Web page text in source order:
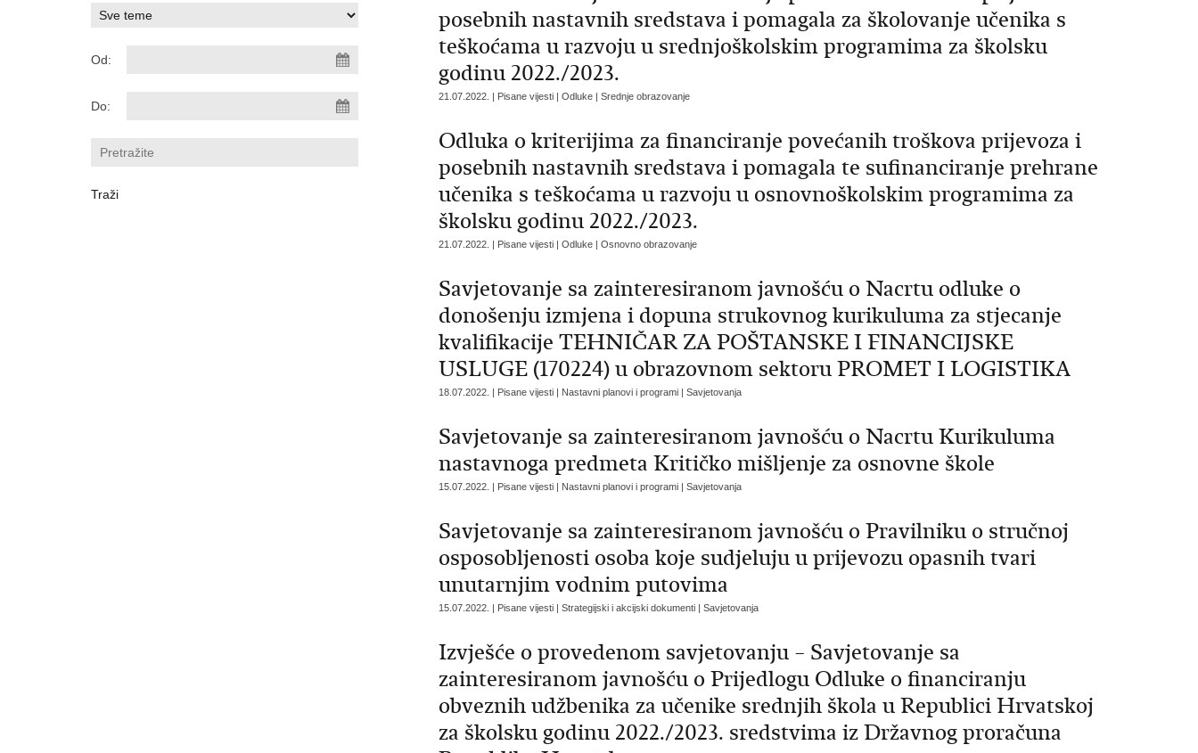
Od:
Do:
posebnih nastavnih sredstava i pomagala za školovanje učenika s
teškoćama u razvoju u srednjoškolskim programima za školsku
godinu 2022./2023.
21.07.2022. | Pisane vijesti | Odluke | Srednje obrazovanje
Odluka o kriterijima za financiranje povećanih troškova prijevoza i
posebnih nastavnih sredstava i pomagala te sufinanciranje prehrane
učenika s teškoćama u razvoju u osnovnoškolskim programima za
školsku godinu 2022./2023.
21.07.2022. | Pisane vijesti | Odluke | Osnovno obrazovanje
Savjetovanje sa zainteresiranom javnošću o Nacrtu odluke o
donošenju izmjena i dopuna strukovnog kurikuluma za stjecanje
kvalifikacije TEHNIČAR ZA POŠTANSKE I FINANCIJSKE
USLUGE (170224) u obrazovnom sektoru PROMET I LOGISTIKA
18.07.2022. | Pisane vijesti | Nastavni planovi i programi | Savjetovanja
Savjetovanje sa zainteresiranom javnošću o Nacrtu Kurikuluma
nastavnoga predmeta Kritičko mišljenje za osnovne škole
15.07.2022. | Pisane vijesti | Nastavni planovi i programi | Savjetovanja
Savjetovanje sa zainteresiranom javnošću o Pravilniku o stručnoj
osposobljenosti osoba koje sudjeluju u prijevozu opasnih tvari
unutarnjim vodnim putovima
15.07.2022. | Pisane vijesti | Strategijski i akcijski dokumenti | Savjetovanja
Izvješće o provedenom savjetovanju − Savjetovanje sa
zainteresiranom javnošću o Prijedlogu Odluke o financiranju
obveznih udžbenika za učenike srednjih škola u Republici Hrvatskoj
za školsku godinu 2022./2023. sredstvima iz Državnog proračuna